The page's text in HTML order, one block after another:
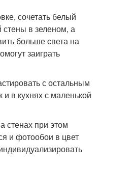
сочетать белый
в зеленом, а
больше света на
заиграть
с остальным
в кухнях с маленькой
стенах при этом
и фотообои в цвет